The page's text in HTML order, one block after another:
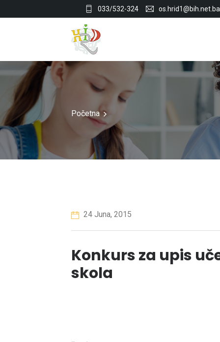
033/532-324 os.hrid1@bih.net.ba
Početna
24 Juna, 2015
Konkurs za upis
skola